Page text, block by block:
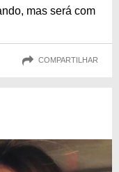
mas será com
COMPARTILHAR